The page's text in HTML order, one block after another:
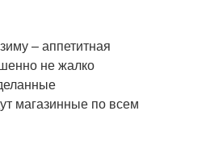
– аппетитная
не жалко
магазинные по всем